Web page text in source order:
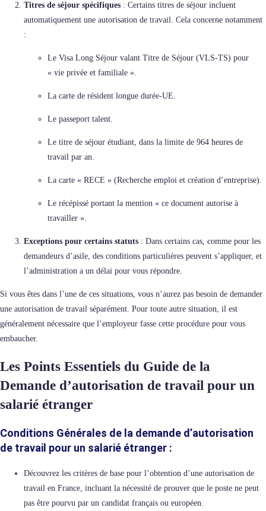
Titres de séjour spécifiques : Certains titres de séjour incluent
automatiquement une autorisation de travail. Cela concerne notamment
:
Le Visa Long Séjour valant Titre de Séjour (VLS-TS) pour
« vie privée et familiale ».
La carte de résident longue durée-UE.
Le passeport talent.
Le titre de séjour étudiant, dans la limite de 964 heures de
travail par an.
La carte « RECE » (Recherche emploi et création d’entreprise).
Le récépissé portant la mention « ce document autorise à
travailler ».
Exceptions pour certains statuts : Dans certains cas, comme pour les
demandeurs d’asile, des conditions particulières peuvent s’appliquer, et
l’administration a un délai pour vous répondre.
Si vous êtes dans l’une de ces situations, vous n’aurez pas besoin de demander
une autorisation de travail séparément. Pour toute autre situation, il est
généralement nécessaire que l’employeur fasse cette procédure pour vous
embaucher.
Les Points Essentiels du Guide de la
Demande d’autorisation de travail pour un
salarié étranger
Conditions Générales de la demande d’autorisation
de travail pour un salarié étranger :
Découvrez les critères de base pour l’obtention d’une autorisation de
travail en France, incluant la nécessité de prouver que le poste ne peut
pas être pourvu par un candidat français ou européen.